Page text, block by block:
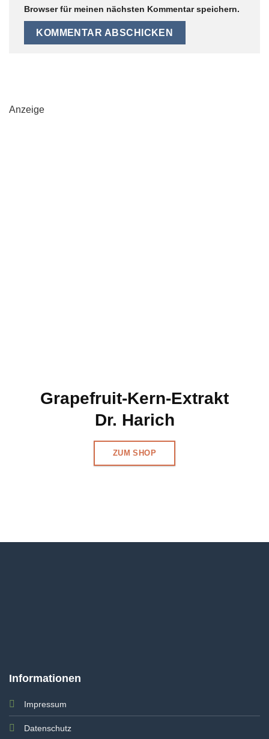
Browser für meinen nächsten Kommentar speichern.
Anzeige
Grapefruit-Kern-Extrakt
Dr. Harich
ZUM SHOP
Informationen
Impressum
Datenschutz